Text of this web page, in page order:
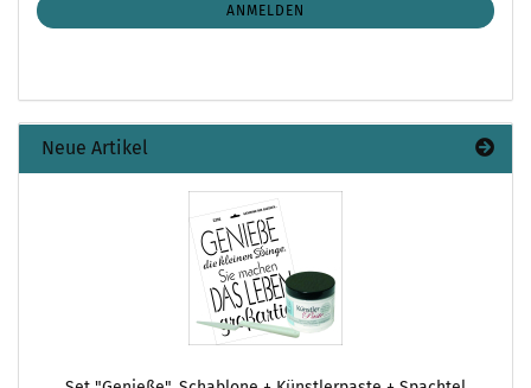
ANMELDUNG
ANMELDEN
Neue Artikel